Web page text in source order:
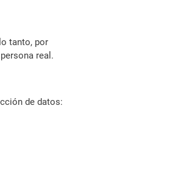
tanto, por
real.
de datos: